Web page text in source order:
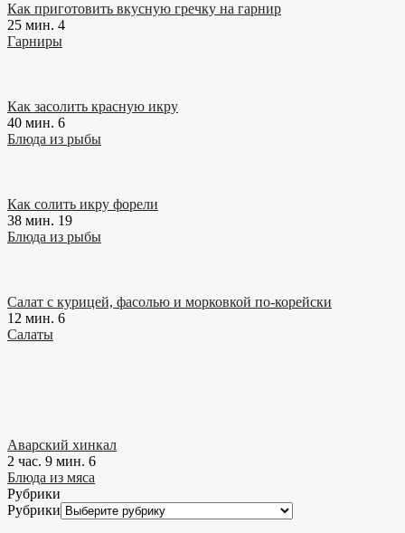
Как приготовить вкусную гречку на гарнир
25 мин. 4
Гарниры
Как засолить красную икру
40 мин. 6
Блюда из рыбы
Как солить икру форели
38 мин. 19
Блюда из рыбы
Салат с курицей, фасолью и морковкой по-корейски
12 мин. 6
Салаты
Аварский хинкал
2 час. 9 мин. 6
Блюда из мяса
Рубрики
Рубрики